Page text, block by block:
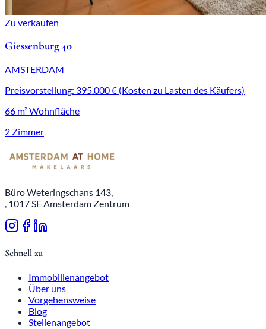
Zu verkaufen
Giessenburg 40
AMSTERDAM
Preisvorstellung: 395.000 € (Kosten zu Lasten des Käufers)
66 m² Wohnfläche
2 Zimmer
Büro Weteringschans 143,
, 1017 SE Amsterdam Zentrum
Schnell zu
Immobilienangebot
Über uns
Vorgehensweise
Blog
Stellenangebot